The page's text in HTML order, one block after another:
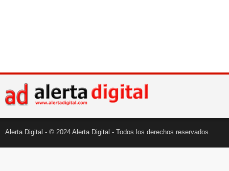
Alerta Digital - © 2024 Alerta Digital - Todos los derechos reservados.